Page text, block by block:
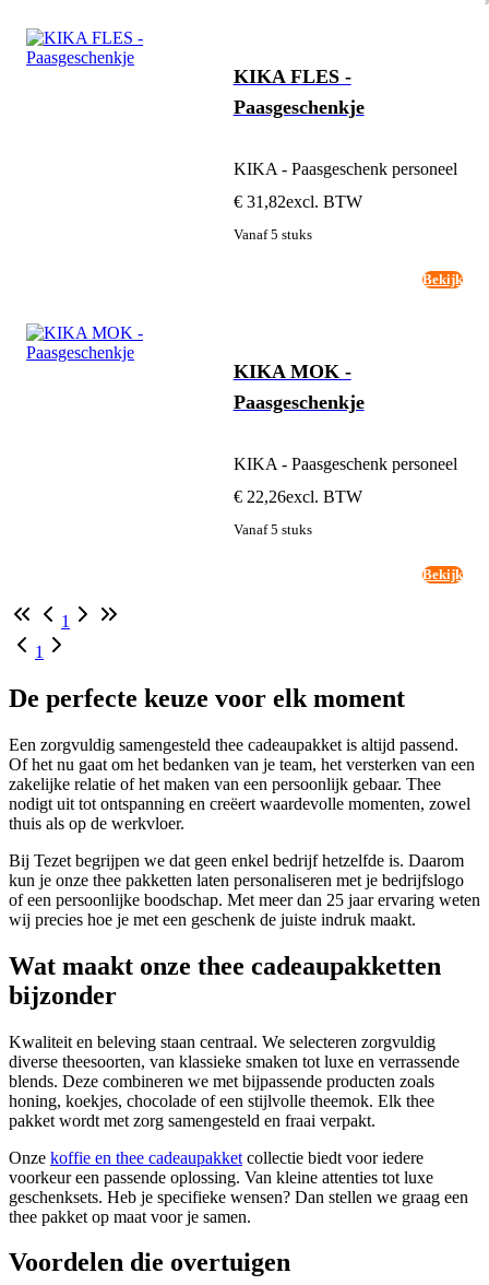
KIKA FLES -
Paasgeschenkje
KIKA - Paasgeschenk personeel
€ 31,82excl. BTW
Vanaf 5 stuks
Bekijk
KIKA MOK -
Paasgeschenkje
KIKA - Paasgeschenk personeel
€ 22,26excl. BTW
Vanaf 5 stuks
Bekijk
1
1
De perfecte keuze voor elk moment
Een zorgvuldig samengesteld thee cadeaupakket is altijd passend.
Of het nu gaat om het bedanken van je team, het versterken van een
zakelijke relatie of het maken van een persoonlijk gebaar. Thee
nodigt uit tot ontspanning en creëert waardevolle momenten, zowel
thuis als op de werkvloer.
Bij Tezet begrijpen we dat geen enkel bedrijf hetzelfde is. Daarom
kun je onze thee pakketten laten personaliseren met je bedrijfslogo
of een persoonlijke boodschap. Met meer dan 25 jaar ervaring weten
wij precies hoe je met een geschenk de juiste indruk maakt.
Wat maakt onze thee cadeaupakketten
bijzonder
Kwaliteit en beleving staan centraal. We selecteren zorgvuldig
diverse theesoorten, van klassieke smaken tot luxe en verrassende
blends. Deze combineren we met bijpassende producten zoals
honing, koekjes, chocolade of een stijlvolle theemok. Elk thee
pakket wordt met zorg samengesteld en fraai verpakt.
Onze koffie en thee cadeaupakket collectie biedt voor iedere
voorkeur een passende oplossing. Van kleine attenties tot luxe
geschenksets. Heb je specifieke wensen? Dan stellen we graag een
thee pakket op maat voor je samen.
Voordelen die overtuigen